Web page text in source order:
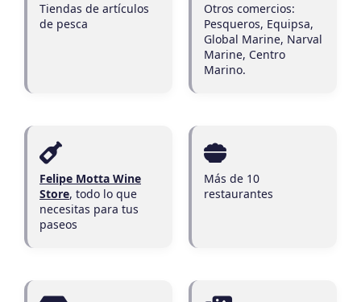
Tiendas de artículos
de pesca
Otros comercios:
Pesqueros, Equipsa,
Global Marine, Narval
Marine, Centro
Marino.
Felipe Motta Wine
Store, todo lo que
necesitas para tus
paseos
Más de 10
restaurantes